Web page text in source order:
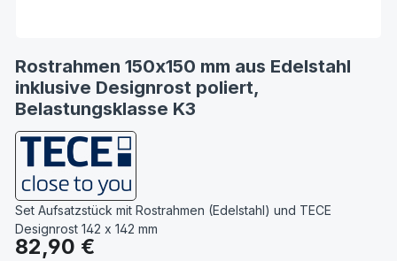
Rostrahmen 150x150 mm aus Edelstahl
inklusive Designrost poliert,
Belastungsklasse K3
Set Aufsatzstück mit Rostrahmen (Edelstahl) und TECE
Designrost 142 x 142 mm
Regulärer Preis:
82,90 €